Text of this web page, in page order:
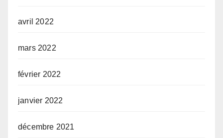
avril 2022
mars 2022
février 2022
janvier 2022
décembre 2021